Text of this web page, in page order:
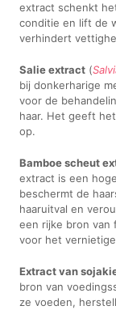
extract schenkt
conditie en lift de
verhindert
Salie extract (
bij donkerharige
voor de
haar. Het geeft
op.
Bamboe scheut
extract is een
beschermt de
haaruitval en
een rijke bron van
voor het
Extract van
bron van
ze voeden,